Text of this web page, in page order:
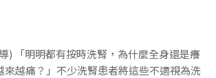
) 「明明都有按時洗腎，為什麼全身還是癢
來越痛？」不少洗腎患者將這些不適視為洗